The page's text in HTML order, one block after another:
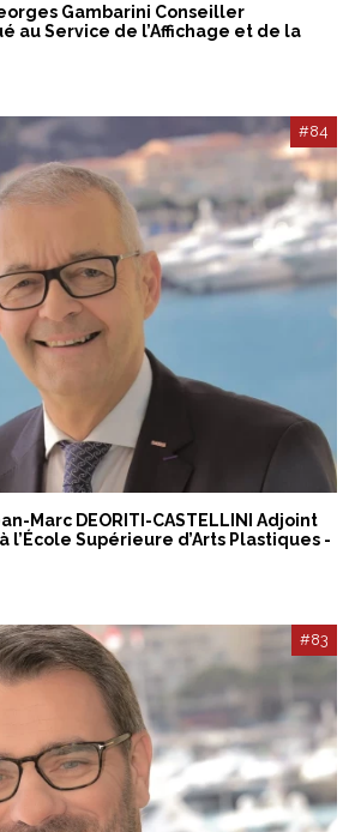
Gambarini Conseiller
au Service de l’Affichage et de la
#84
Marc DEORITI-CASTELLINI Adjoint
l’École Supérieure d’Arts Plastiques -
#83